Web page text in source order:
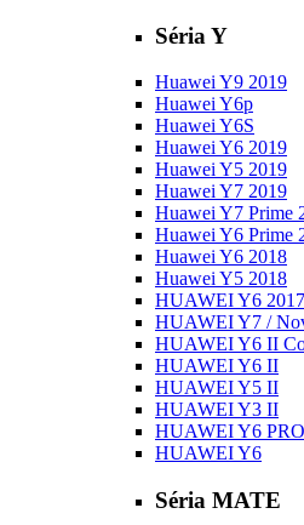
Séria Y
Huawei Y9 2019
Huawei Y6p
Huawei Y6S
Huawei Y6 2019
Huawei Y5 2019
Huawei Y7 2019
Huawei Y7 Prime
Huawei Y6 Prime
Huawei Y6 2018
Huawei Y5 2018
HUAWEI Y6 2017
HUAWEI Y7 /
HUAWEI Y6 II
HUAWEI Y6 II
HUAWEI Y5 II
HUAWEI Y3 II
HUAWEI Y6 PRO
HUAWEI Y6
Séria MATE